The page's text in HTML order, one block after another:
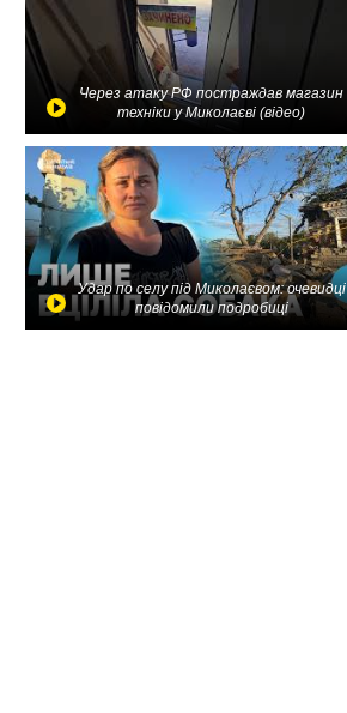
Через атаку РФ постраждав магазин
техніки у Миколаєві (відео)
Удар по селу під Миколаєвом: очевидці
повідомили подробиці